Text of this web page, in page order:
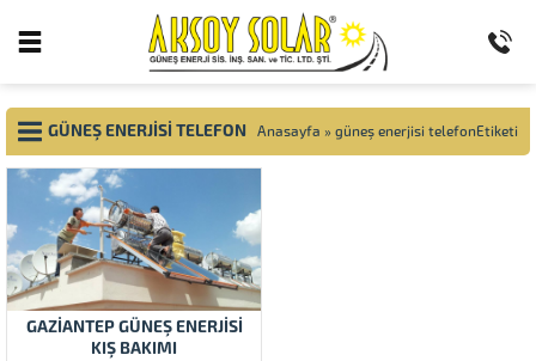
GÜNEŞ ENERJISI TELEFON Anasayfa » güneş enerjisi telefonEtiketi
GAZIANTEP GÜNEŞ ENERJISI
KIŞ BAKIMI